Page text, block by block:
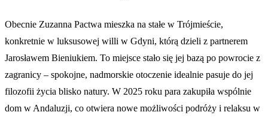
Obecnie Zuzanna Pactwa mieszka na stałe w Trójmieście,
konkretnie w luksusowej willi w Gdyni, którą dzieli z partnerem
Jarosławem Bieniukiem. To miejsce stało się jej bazą po powrocie z
zagranicy – spokojne, nadmorskie otoczenie idealnie pasuje do jej
filozofii życia blisko natury. W 2025 roku para zakupiła wspólnie
dom w Andaluzji, co otwiera nowe możliwości podróży i relaksu w